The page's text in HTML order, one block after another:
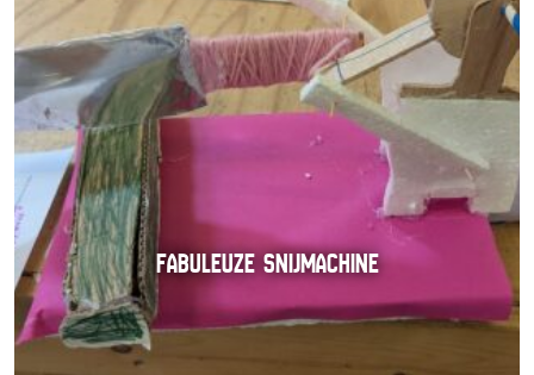
FABULEUZE SNIJMACHINE